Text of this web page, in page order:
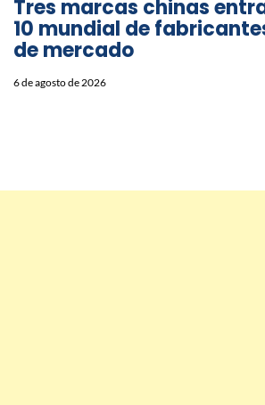
Tres marcas chinas
10 mundial de
de mercado
6 de agosto de 2026